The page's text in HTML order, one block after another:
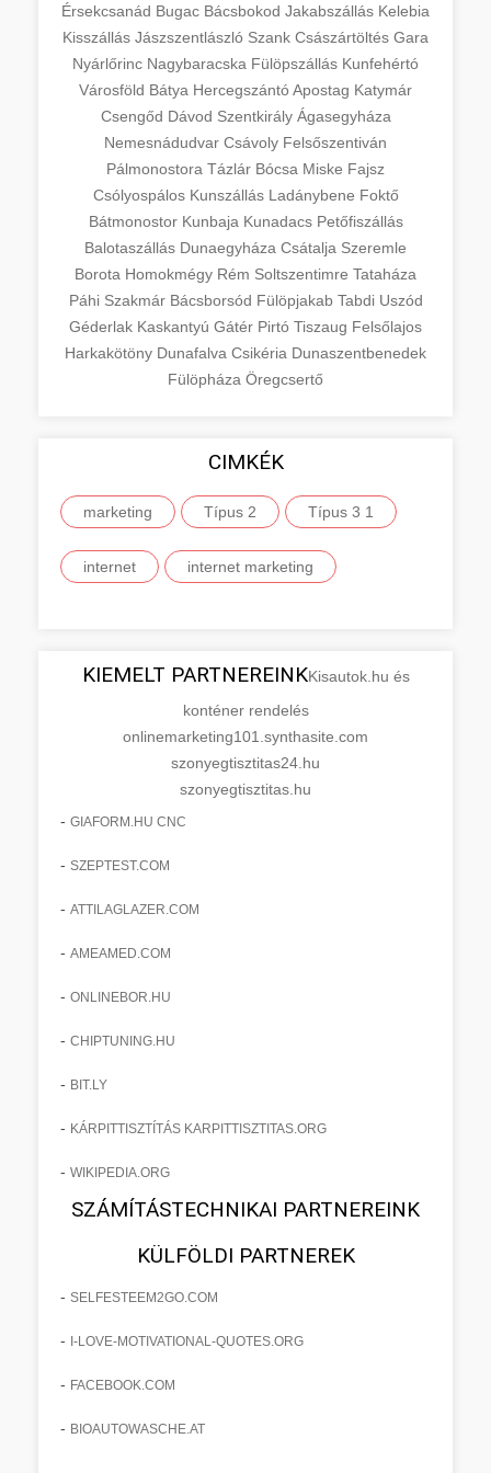
Érsekcsanád Bugac Bácsbokod Jakabszállás Kelebia
Kisszállás Jászszentlászló Szank Császártöltés Gara
Nyárlőrinc Nagybaracska Fülöpszállás Kunfehértó
Városföld Bátya HercegszántóApostag Katymár
Csengőd Dávod Szentkirály Ágasegyháza
Nemesnádudvar Csávoly Felsőszentiván
Pálmonostora Tázlár Bócsa Miske Fajsz
Csólyospálos Kunszállás Ladánybene Foktő
Bátmonostor Kunbaja Kunadacs Petőfiszállás
Balotaszállás Dunaegyháza Csátalja Szeremle
Borota Homokmégy Rém Soltszentimre Tataháza
Páhi Szakmár Bácsborsód Fülöpjakab Tabdi Uszód
Géderlak Kaskantyú Gátér Pirtó Tiszaug Felsőlajos
Harkakötöny Dunafalva Csikéria Dunaszentbenedek
Fülöpháza Öregcsertő
CIMKÉK
marketing Típus 2 Típus 3 1
internet internet marketing
KIEMELT PARTNEREINKKisautok.hu és
konténer rendelés
onlinemarketing101.synthasite.com
szonyegtisztitas24.hu
szonyegtisztitas.hu
- GIAFORM.HU CNC
- SZEPTEST.COM
- ATTILAGLAZER.COM
- AMEAMED.COM
- ONLINEBOR.HU
- CHIPTUNING.HU
- BIT.LY
- KÁRPITTISZTÍTÁS KARPITTISZTITAS.ORG
- WIKIPEDIA.ORG
SZÁMÍTÁSTECHNIKAI PARTNEREINK
KÜLFÖLDI PARTNEREK
- SELFESTEEM2GO.COM
- I-LOVE-MOTIVATIONAL-QUOTES.ORG
- FACEBOOK.COM
- BIOAUTOWASCHE.AT